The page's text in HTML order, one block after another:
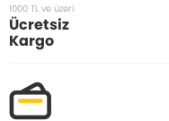
1000 TL ve üzeri
Ücretsiz
Kargo